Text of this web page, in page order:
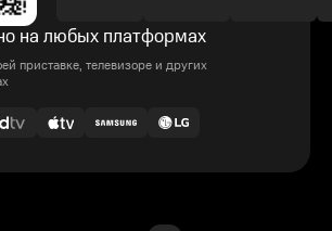
на любых платформах
приставке, телевизоре и других